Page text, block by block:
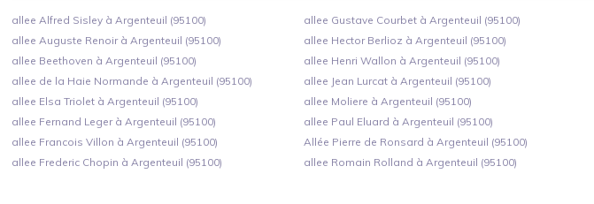
allee Alfred Sisley à Argenteuil (95100)
allee Auguste Renoir à Argenteuil (95100)
allee Beethoven à Argenteuil (95100)
allee de la Haie Normande à Argenteuil (95100)
allee Elsa Triolet à Argenteuil (95100)
allee Fernand Leger à Argenteuil (95100)
allee Francois Villon à Argenteuil (95100)
allee Frederic Chopin à Argenteuil (95100)
allee Gustave Courbet à Argenteuil (95100)
allee Hector Berlioz à Argenteuil (95100)
allee Henri Wallon à Argenteuil (95100)
allee Jean Lurcat à Argenteuil (95100)
allee Moliere à Argenteuil (95100)
allee Paul Eluard à Argenteuil (95100)
Allée Pierre de Ronsard à Argenteuil (95100)
allee Romain Rolland à Argenteuil (95100)